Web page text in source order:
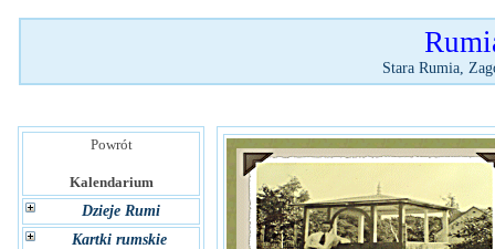
Stara Rumia,
Powrót
Kalendarium
Dzieje Rumi
Kartki rumskie